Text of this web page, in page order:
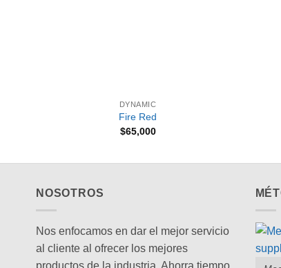
DYNAMIC
Fire Red
$65,000
NOSOTROS
Nos enfocamos en dar el mejor servicio
al cliente al ofrecer los mejores
productos de la industria. Ahorra tiempo